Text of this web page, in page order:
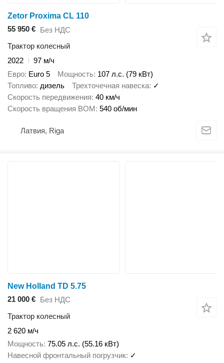
Zetor Proxima CL 110
55 950 € Без НДС
Трактор колесный
2022
97 м/ч
Евро Euro 5 Мощность 107 л.с. (79 кВт)
Топливо дизель Трехточечная навеска ✓
Скорость передвижения 40 км/ч
Скорость вращения ВОМ 540 об/мин
Латвия, Riga
New Holland TD 5.75
21 000 € Без НДС
Трактор колесный
2 620 м/ч
Мощность 75.05 л.с. (55.16 кВт)
Навесной фронтальный погрузчик ✓